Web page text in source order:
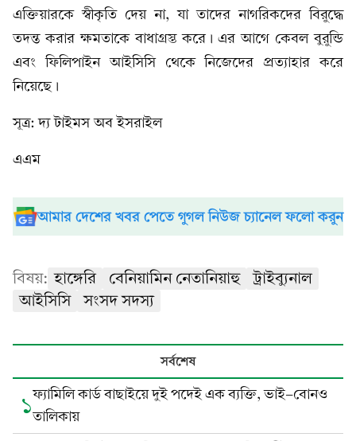
এক্তিয়ারকে স্বীকৃতি দেয় না, যা তাদের নাগরিকদের বিরুদ্ধে
তদন্ত করার ক্ষমতাকে বাধাগ্রস্ত করে। এর আগে কেবল বুরুন্ডি
এবং ফিলিপাইন আইসিসি থেকে নিজেদের প্রত্যাহার করে
নিয়েছে।
সূত্র: দ্য টাইমস অব ইসরাইল
এএম
আমার দেশের খবর পেতে গুগল নিউজ চ্যানেল ফলো করুন
বিষয়: হাঙ্গেরি বেনিয়ামিন নেতানিয়াহু
ট্রাইব্যুনাল
আইসিসি
সংসদ সদস্য
সর্বশেষ
১ফ্যামিলি কার্ড বাছাইয়ে দুই পদেই এক ব্যক্তি, ভাই-বোনও
তালিকায়